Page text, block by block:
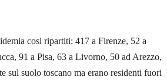
cosi ripartiti: 417 a Firenze, 52 a
91 a Pisa, 63 a Livorno, 50 ad Arezzo,
sul suolo toscano ma erano residenti fuori